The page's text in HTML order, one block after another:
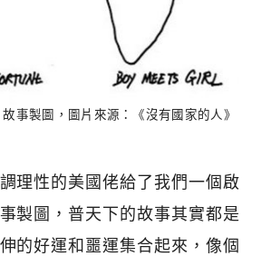
故事製圖，圖片來源：《沒有國家的人》
理性的美國佬給了我們一個啟
製圖，普天下的故事其實都是
的好運和噩運集合起來，像個